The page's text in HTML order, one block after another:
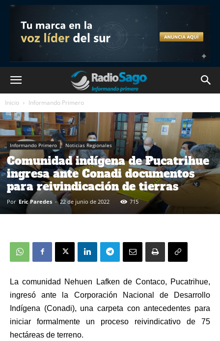
Inicio Informando Primero
Informando Primero Noticias Regionales
Comunidad indígena de Pucatrihue
ingresa ante Conadi documentos
para reivindicación de tierras
Por Eric Paredes - 22 de junio de 2022 715
La comunidad Nehuen Lafken de Contaco, Pucatrihue,
ingresó ante la Corporación Nacional de Desarrollo
Indígena (Conadi), una carpeta con antecedentes para
iniciar formalmente un proceso reivindicativo de 75
hectáreas de terreno.